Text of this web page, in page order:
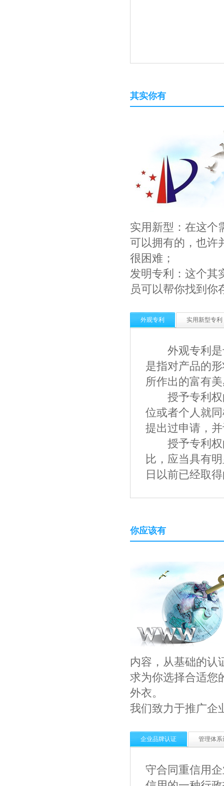
其实你有
实用新型：在这个
可以拥有的，也许
很困难；
发明专利：这个其
员可以帮你找到你
外观专利 实用新型专利
外观专利是
是指对产品的
所作出的富有
授予专利权
位或者个人就
提出过申请，
授予专利权
比，应当具有
日以前已经取
你应该有
内容，从基础的认
求为你选择合适您
外衣。
我们致力于推广企
企业品牌认证 管理体系
守合同重信用